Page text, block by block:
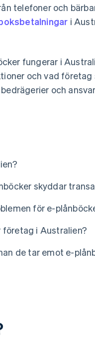
telefoner och
i
fungerar i
och vad
och
skyddar
för e-
i Australien?
de tar emot e-